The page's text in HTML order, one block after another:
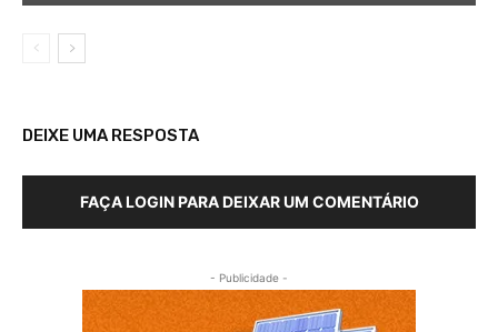
DEIXE UMA RESPOSTA
FAÇA LOGIN PARA DEIXAR UM COMENTÁRIO
- Publicidade -